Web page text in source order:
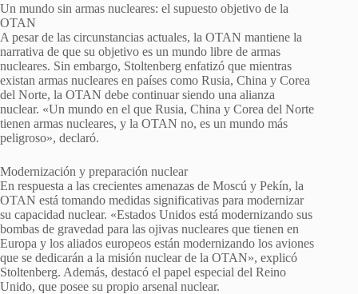
Un mundo sin armas nucleares: el supuesto objetivo de la
OTAN
A pesar de las circunstancias actuales, la OTAN mantiene la
narrativa de que su objetivo es un mundo libre de armas
nucleares. Sin embargo, Stoltenberg enfatizó que mientras
existan armas nucleares en países como Rusia, China y Corea
del Norte, la OTAN debe continuar siendo una alianza
nuclear. «Un mundo en el que Rusia, China y Corea del Norte
tienen armas nucleares, y la OTAN no, es un mundo más
peligroso», declaró.
Modernización y preparación nuclear
En respuesta a las crecientes amenazas de Moscú y Pekín, la
OTAN está tomando medidas significativas para modernizar
su capacidad nuclear. «Estados Unidos está modernizando sus
bombas de gravedad para las ojivas nucleares que tienen en
Europa y los aliados europeos están modernizando los aviones
que se dedicarán a la misión nuclear de la OTAN», explicó
Stoltenberg. Además, destacó el papel especial del Reino
Unido, que posee su propio arsenal nuclear.